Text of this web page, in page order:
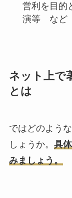
営利を目的
演等 など
ネット上で
とは
ではどのよう
しょうか。 具
みましょう。